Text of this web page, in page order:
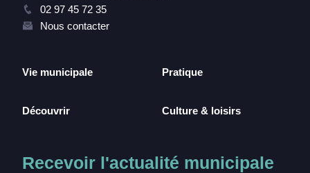
02 97 45 72 35
Nous contacter
Vie municipale
Découvrir
Pratique
Culture & loisirs
Recevoir l'actualité municipale